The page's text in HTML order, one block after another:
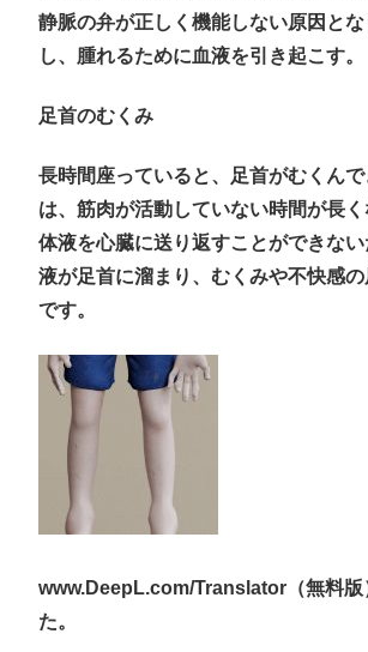
静脈の弁が正しく機能しない原因と
し、腫れるために血液を引き起こす。
足首のむくみ
長時間座っていると、足首がむくん
は、筋肉が活動していない時間が長く
体液を心臓に送り返すことができな
液が足首に溜まり、むくみや不快感
です。
www.DeepL.com/Translator（無料版
た。